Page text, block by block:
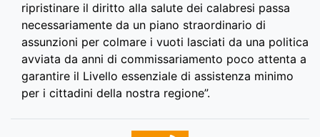
ripristinare il diritto alla salute dei calabresi passa
necessariamente da un piano straordinario di
assunzioni per colmare i vuoti lasciati da una politica
avviata da anni di commissariamento poco attenta a
garantire il Livello essenziale di assistenza minimo
per i cittadini della nostra regione”.